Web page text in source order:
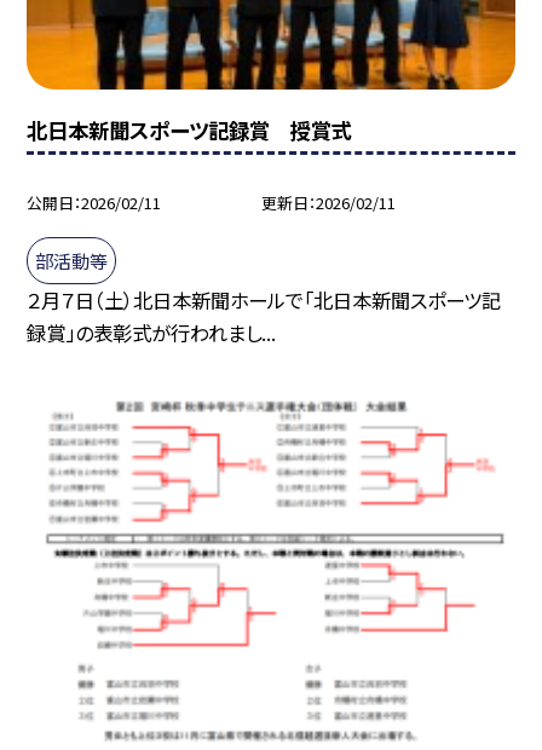
北日本新聞スポーツ記録賞 授賞式
公開日 2026/02/11 更新日 2026/02/11
部活動等
２月７日（土）北日本新聞ホールで「北日本新聞スポーツ記
録賞」の表彰式が行われまし...